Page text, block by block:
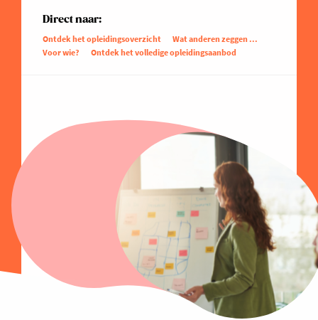
Direct naar:
Ontdek het opleidingsoverzicht
Wat anderen zeggen ...
Voor wie?
Ontdek het volledige opleidingsaanbod